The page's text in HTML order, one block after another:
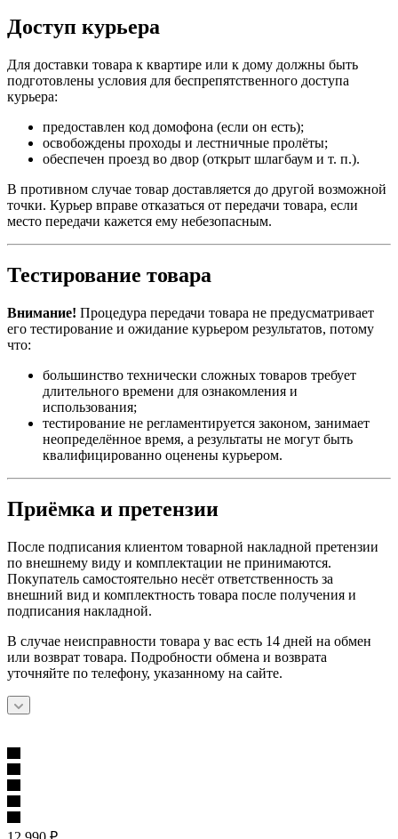
Доступ курьера
Для доставки товара к квартире или к дому должны быть
подготовлены условия для беспрепятственного доступа
курьера:
предоставлен код домофона (если он есть);
освобождены проходы и лестничные пролёты;
обеспечен проезд во двор (открыт шлагбаум и т. п.).
В противном случае товар доставляется до другой возможной
точки. Курьер вправе отказаться от передачи товара, если
место передачи кажется ему небезопасным.
Тестирование товара
Внимание! Процедура передачи товара не предусматривает
его тестирование и ожидание курьером результатов, потому
что:
большинство технически сложных товаров требует
длительного времени для ознакомления и
использования;
тестирование не регламентируется законом, занимает
неопределённое время, а результаты не могут быть
квалифицированно оценены курьером.
Приёмка и претензии
После подписания клиентом товарной накладной претензии
по внешнему виду и комплектации не принимаются.
Покупатель самостоятельно несёт ответственность за
внешний вид и комплектность товара после получения и
подписания накладной.
В случае неисправности товара у вас есть 14 дней на обмен
или возврат товара. Подробности обмена и возврата
уточняйте по телефону, указанному на сайте.